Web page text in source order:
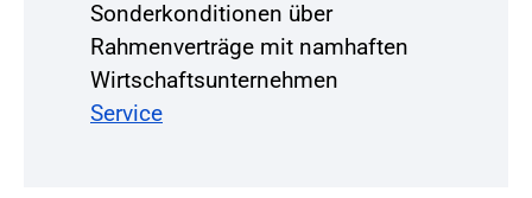
Sonderkonditionen über
Rahmenverträge mit namhaften
Wirtschaftsunternehmen
Service